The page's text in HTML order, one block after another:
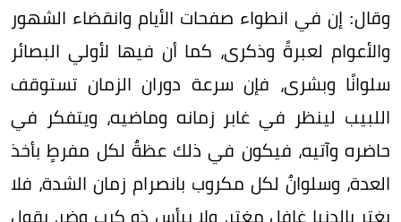
وقال: إن في انطواء صفحات الأيام وانقضاء الشهور
والأعوام لعبرةً وذكرى، كما أن فيها لأولي البصائر
سلوانًا وبشرى، فإن سرعة دوران الزمان تستوقف
اللبيب لينظر في غابر زمانه وماضيه، ويتفكر في
حاضره وآتيه، فيكون في ذلك عظةٌ لكل مفرطٍ بأخذ
العدة، وسلوانٌ لكل مكروب بانصرام زمان الشدة، فلا